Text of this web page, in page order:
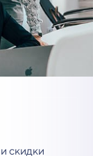
скидки